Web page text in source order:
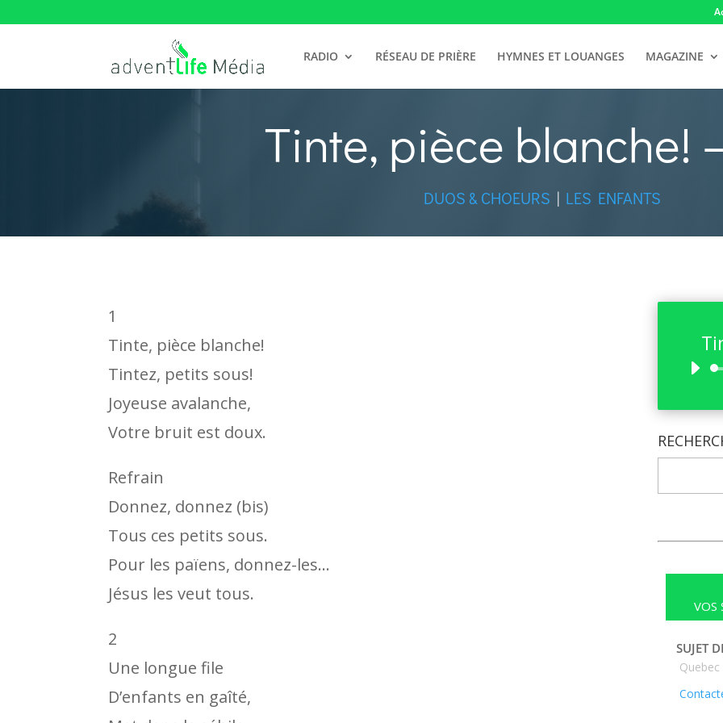
RADIO RÉSEAU DE PRIÈRE HYMNES ET LOUANGES MAGAZINE
Tinte, pièce blanche!
DUOS & CHOEURS | LES ENFANTS
1
Tinte, pièce blanche!
Tintez, petits sous!
Joyeuse avalanche,
Votre bruit est doux.
Refrain
Donnez, donnez (bis)
Tous ces petits sous.
Pour les païens, donnez-les…
Jésus les veut tous.
2
Une longue file
D’enfants en gaîté,
VOS
SUJET
Quebec